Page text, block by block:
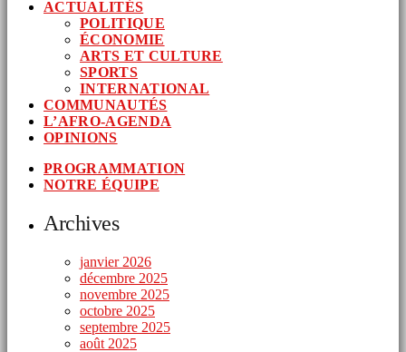
ACTUALITÉS
POLITIQUE
ÉCONOMIE
ARTS ET CULTURE
SPORTS
INTERNATIONAL
COMMUNAUTÉS
L’AFRO-AGENDA
OPINIONS
PROGRAMMATION
NOTRE ÉQUIPE
Archives
janvier 2026
décembre 2025
novembre 2025
octobre 2025
septembre 2025
août 2025